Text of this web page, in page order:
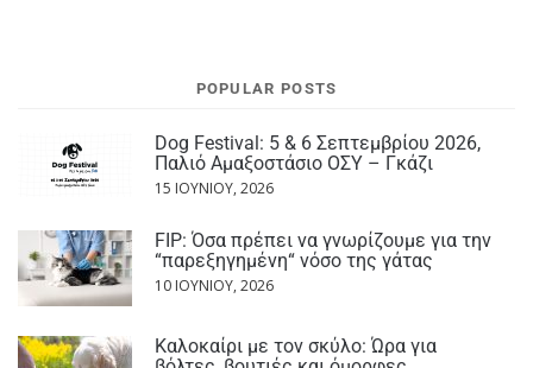
POPULAR POSTS
Dog Festival: 5 & 6 Σεπτεμβρίου 2026,
Παλιό Αμαξοστάσιο ΟΣΥ – Γκάζι
15 ΙΟΥΝΊΟΥ, 2026
FIP: Όσα πρέπει να γνωρίζουμε για την
“παρεξηγημένη“ νόσο της γάτας
10 ΙΟΥΝΊΟΥ, 2026
Καλοκαίρι με τον σκύλο: Ώρα για